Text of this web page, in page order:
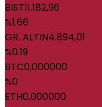
BIST11.182,96
%1.66
GR. ALTIN4.894,01
%0.19
BTC0,000000
%0
ETH0,000000